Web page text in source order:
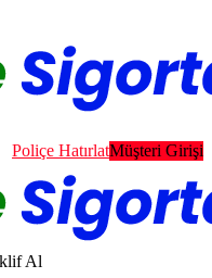
Müşteri Girişi
Poliçe Hatırlat
Al